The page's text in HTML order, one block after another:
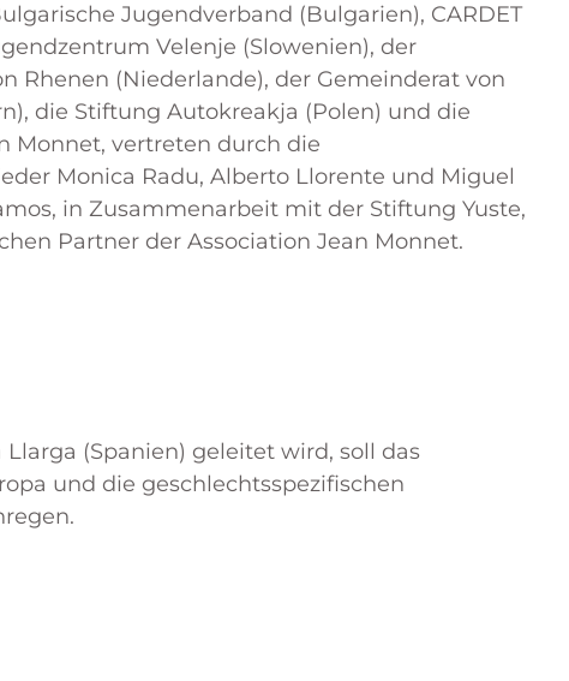
Jugendverband (Bulgarien), CARDET
Velenje (Slowenien), der
Rhenen (Niederlande), der Gemeinderat von
die Stiftung Autokreakja (Polen) und die
Monnet, vertreten durch die
Monica Radu, Alberto Llorente und Miguel
in Zusammenarbeit mit der Stiftung Yuste,
Partner der Association Jean Monnet.
(Spanien) geleitet wird, soll das
und die geschlechtsspezifischen